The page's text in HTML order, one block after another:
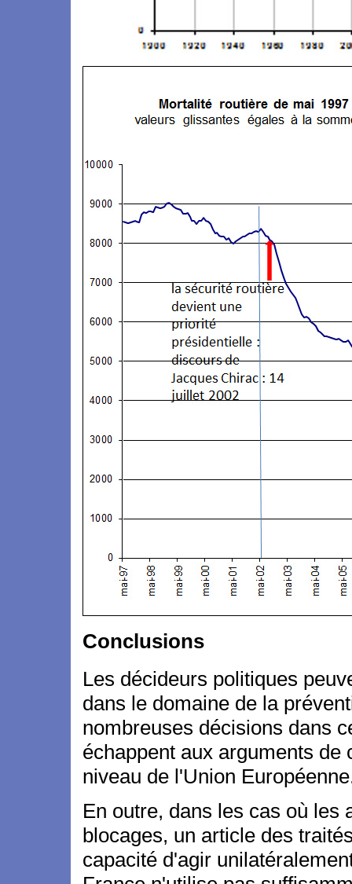
Conclusions
Les décideurs politiques
dans le domaine de la
nombreuses décisions dans
échappent aux arguments de
niveau de l'Union
En outre, dans les cas où les
blocages, un article des
capacité d'agir